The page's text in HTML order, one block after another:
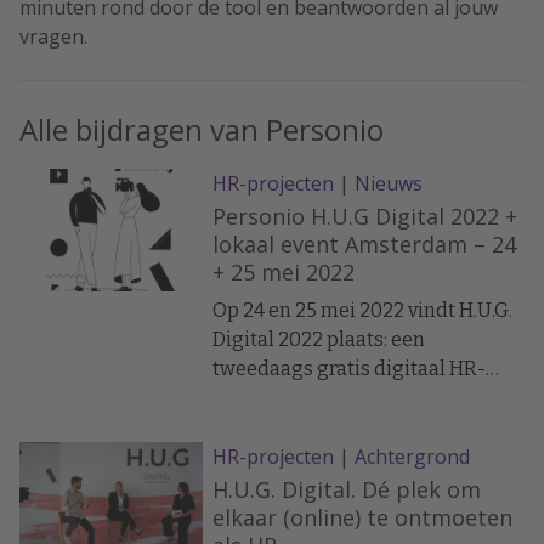
minuten rond door de tool en beantwoorden al jouw
vragen.
Alle bijdragen van Personio
HR-projecten | Nieuws
Personio H.U.G Digital 2022 +
lokaal event Amsterdam – 24
+ 25 mei 2022
Op 24 en 25 mei 2022 vindt H.U.G.
Digital 2022 plaats: een
tweedaags gratis digitaal HR-
georganiseerd door Personio, de
alles-in-één HR-software voor het
mkb. Dit event brengt HR-experts
HR-projecten | Achtergrond
H.U.G. Digital. Dé plek om
elkaar (online) te ontmoeten